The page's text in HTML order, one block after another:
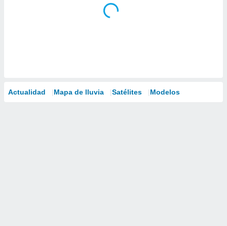
Actualidad Mapa de lluvia Satélites Modelos